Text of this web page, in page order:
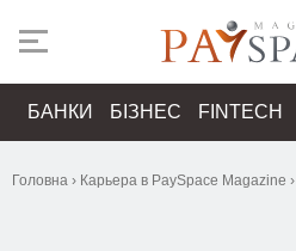
БАНКИ БІЗНЕС FINTECH
Головна › Карьера в PaySpace Magazine ›